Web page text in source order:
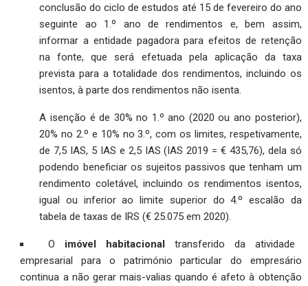
conclusão do ciclo de estudos até 15 de fevereiro do ano
seguinte ao 1.º ano de rendimentos e, bem assim,
informar a entidade pagadora para efeitos de retenção
na fonte, que será efetuada pela aplicação da taxa
prevista para a totalidade dos rendimentos, incluindo os
isentos, à parte dos rendimentos não isenta.
A isenção é de 30% no 1.º ano (2020 ou ano posterior),
20% no 2.º e 10% no 3.º, com os limites, respetivamente,
de 7,5 IAS, 5 IAS e 2,5 IAS (IAS 2019 = € 435,76), dela só
podendo beneficiar os sujeitos passivos que tenham um
rendimento coletável, incluindo os rendimentos isentos,
igual ou inferior ao limite superior do 4.º escalão da
tabela de taxas de IRS (€ 25.075 em 2020).
O imóvel habitacional transferido da atividade
empresarial para o património particular do empresário
continua a não gerar mais-valias quando é afeto à obtenção